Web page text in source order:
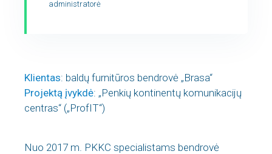
administratorė
Klientas: baldų furnitūros bendrovė „Brasa“
Projektą įvykdė: „Penkių kontinentų komunikacijų
centras“ („ProfIT“)
Nuo 2017 m. PKKC specialistams bendrovė